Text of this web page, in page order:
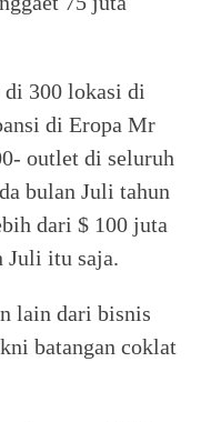
300 lokasi di
di Eropa Mr
outlet di seluruh
bulan Juli tahun
dari $ 100 juta
Juli itu saja.
lain dari bisnis
batangan coklat